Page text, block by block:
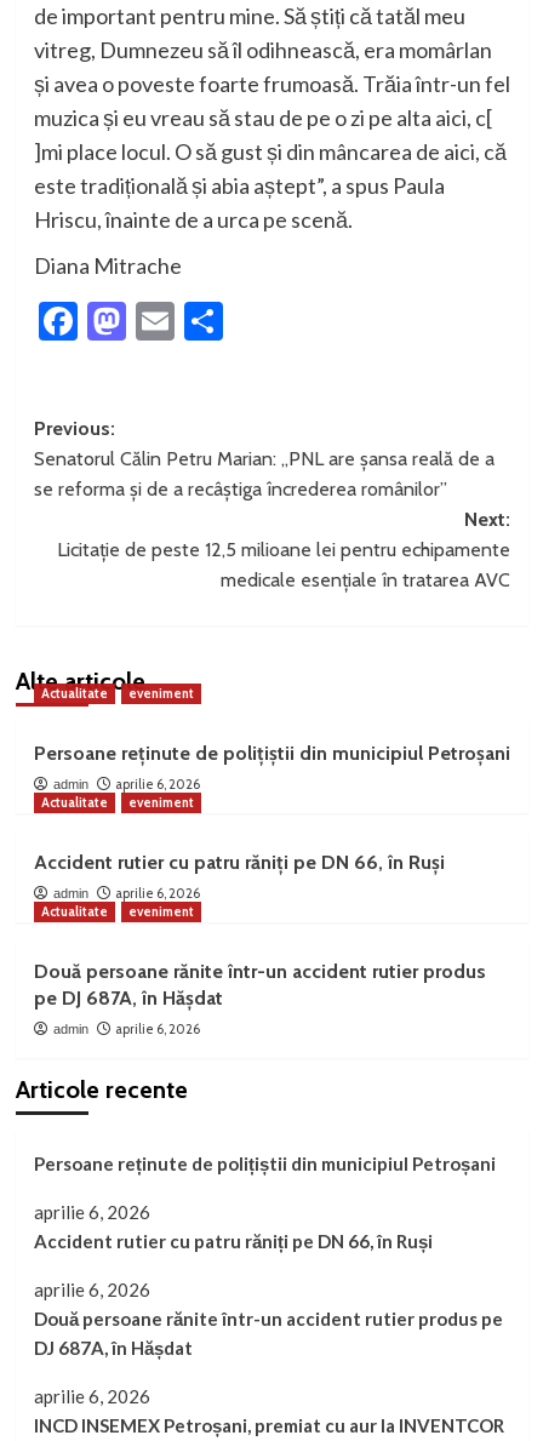
de important pentru mine. Să știți că tatăl meu
vitreg, Dumnezeu să îl odihnească, era momârlan
și avea o poveste foarte frumoasă. Trăia într-un fel
muzica și eu vreau să stau de pe o zi pe alta aici, c[
]mi place locul. O să gust și din mâncarea de aici, că
este tradițională și abia aștept”, a spus Paula
Hriscu, înainte de a urca pe scenă.
Diana Mitrache
Facebook
Mastodon
EmailPartajează
Post
navigation
Previous:
Senatorul Călin Petru Marian: „PNL are șansa reală de a
se reforma și de a recâștiga încrederea românilor”
Next:
Licitație de peste 12,5 milioane lei pentru echipamente
medicale esențiale în tratarea AVC
Alte articole
Actualitate eveniment
Persoane reținute de polițiștii din municipiul Petroșani
admin
aprilie 6, 2026
Actualitate
eveniment
Accident rutier cu patru răniți pe DN 66, în Ruși
admin
aprilie 6, 2026
Actualitate
eveniment
Două persoane rănite într-un accident rutier produs
pe DJ 687A, în Hășdat
admin aprilie 6, 2026
Articole recente
Persoane reținute de polițiștii din municipiul Petroșani
aprilie 6, 2026
Accident rutier cu patru răniți pe DN 66, în Ruși
aprilie 6, 2026
Două persoane rănite într-un accident rutier produs pe
DJ 687A, în Hășdat
aprilie 6, 2026
INCD INSEMEX Petroșani, premiat cu aur la INVENTCOR